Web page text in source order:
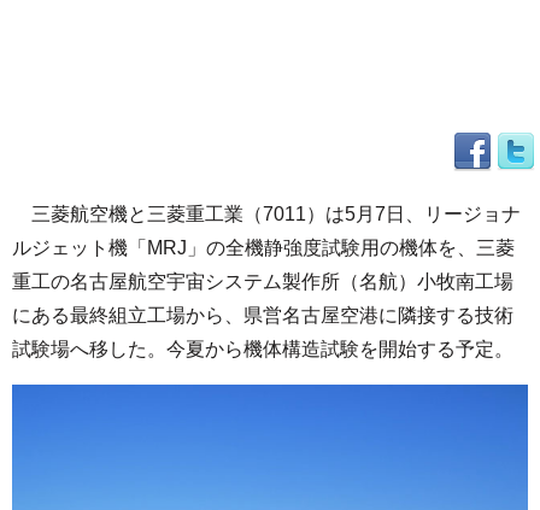
三菱航空機と三菱重工業（7011）は5月7日、リージョナ
ルジェット機「MRJ」の全機静強度試験用の機体を、三菱
重工の名古屋航空宇宙システム製作所（名航）小牧南工場
にある最終組立工場から、県営名古屋空港に隣接する技術
試験場へ移した。今夏から機体構造試験を開始する予定。